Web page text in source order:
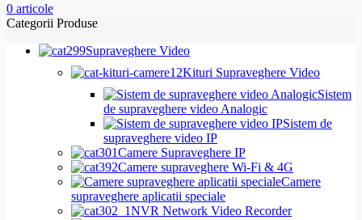
0 articole
Categorii Produse
Supraveghere Video
Kituri Supraveghere Video
Sistem
de supraveghere video Analogic
Sistem de
supraveghere video IP
Camere Supraveghere IP
Camere supraveghere Wi-Fi & 4G
Camere
supraveghere aplicatii speciale
NVR Network Video Recorder